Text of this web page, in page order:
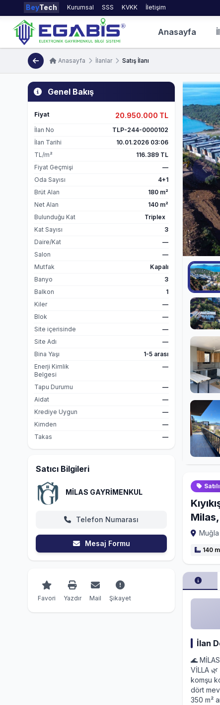
BeyTech Kurumsal SSS KVKK İletişim
Anasayfa
Anasayfa İlanlar Satış İlanı
Genel Bakış
Fiyat 20.950.000 TL
İlan No
TLP-244-0000102
İlan Tarihi
10.01.2026 03:06
TL/m²
116.389 TL
Fiyat Geçmişi
—
Oda Sayısı
4+1
Brüt Alan
180 m²
Net Alan
140 m²
Bulunduğu Kat
Triplex
Kat Sayısı
3
Daire/Kat
—
Salon
—
Mutfak
Kapalı
Banyo
3
Balkon
1
Kiler
—
Blok
—
Site içerisinde
—
Site Adı
—
Bina Yaşı
1-5 arası
Enerji Kimlik
Belgesi
—
Tapu Durumu
—
Aidat
—
Krediye Uygun
—
Kimden
—
Takas
—
Satıcı Bilgileri
MİLAS GAYRİMENKUL
Telefon Numarası
Mesaj Formu
Favori Yazdır Mail Şikayet
Milas,
Muğla
140
İlan
🌊
VİLLA
komşu
dört
350 m²